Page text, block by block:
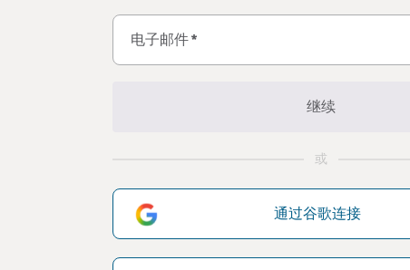
电子邮件*
继续
或
通过谷歌连接